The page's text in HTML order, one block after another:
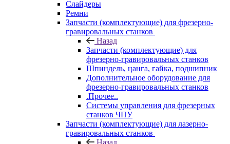
Слайдеры
Ремни
Запчасти (комплектующие) для фрезерно-
гравировальных станков
Назад
Запчасти (комплектующие) для
фрезерно-гравировальных станков
Шпиндель, цанга, гайка, подшипник
Дополнительное оборудование для
фрезерно-гравировальных станков
.Прочее..
Системы управления для фрезерных
станков ЧПУ
Запчасти (комплектующие) для лазерно-
гравировальных станков